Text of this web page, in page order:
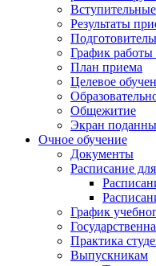
Результаты
График
План приема
Целевое
Общежитие
Экран
Очное обучение
Документы
Расписание
График
Практика
Выпускникам